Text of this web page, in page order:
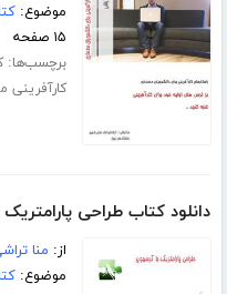
موضوع:
۱۵ صفحه
برچسب‌ها:
کارآفرینی
دانلود کتاب طراحی
از: منا
موضوع: